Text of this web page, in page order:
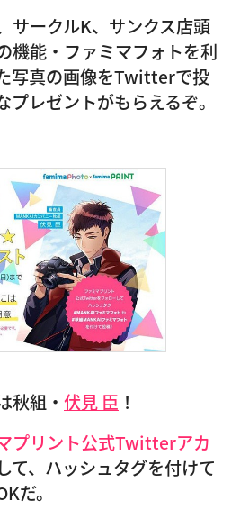
サークルK、サンクス店頭
機能・ファミマフォトを利
写真の画像をTwitterで投
レゼントがもらえるぞ。
秋組・ 伏見 臣 ！
プリント公式Twitterアカ
て、ハッシュタグを付けて
だ。